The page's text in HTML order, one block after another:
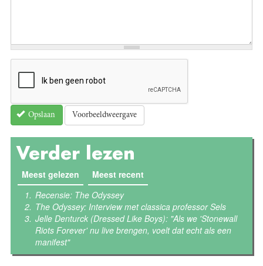
Opslaan Voorbeeldweergave
Verder lezen
Meest gelezen (actieve tabblad)
Meest recent
Recensie: The Odyssey
The Odyssey: Interview met classica professor Sels
Jelle Denturck (Dressed Like Boys): "Als we 'Stonewall
Riots Forever' nu live brengen, voelt dat echt als een
manifest"